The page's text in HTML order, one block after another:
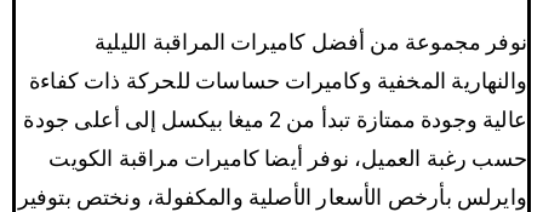
نوفر مجموعة من أفضل كاميرات المراقبة الليلية
والنهارية المخفية وكاميرات حساسات للحركة ذات كفاءة
عالية وجودة ممتازة تبدأ من 2 ميغا بيكسل إلى أعلى جودة
حسب رغبة العميل، نوفر أيضا كاميرات مراقبة الكويت
وايرلس بأرخص الأسعار الأصلية والمكفولة، ونختص بتوفير